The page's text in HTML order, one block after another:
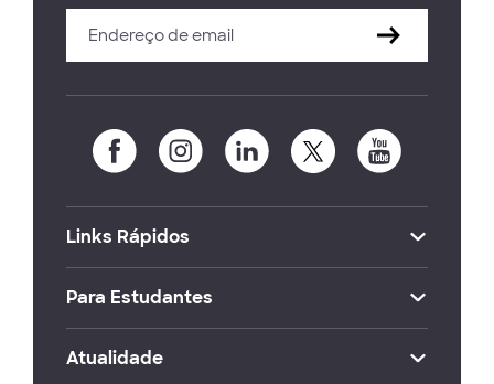
Links Rápidos
Para Estudantes
Atualidade